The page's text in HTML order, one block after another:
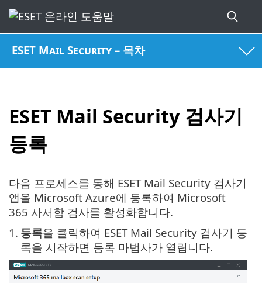
ESET Mail Security – 목차
ESET Mail Security 검사기
등록
다음 프로세스를 통해 ESET Mail Security 검사기
앱을 Microsoft Azure에 등록하여 Microsoft
365 사서함 검사를 활성화합니다.
1. 등록을 클릭하여 ESET Mail Security 검사기 등
록을 시작하면 등록 마법사가 열립니다.